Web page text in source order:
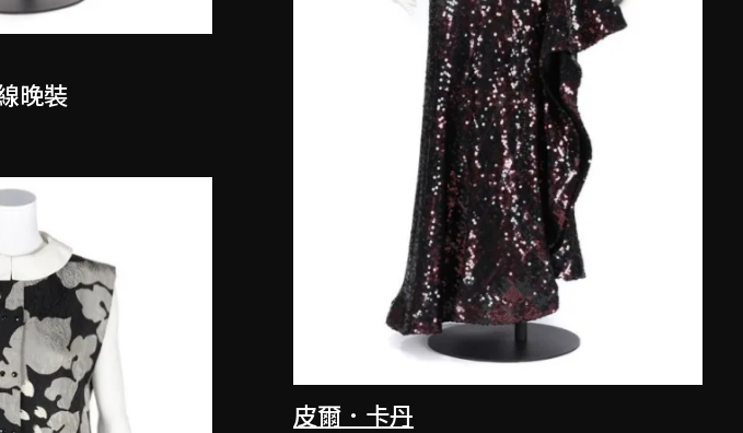
晚裝
皮爾．卡丹